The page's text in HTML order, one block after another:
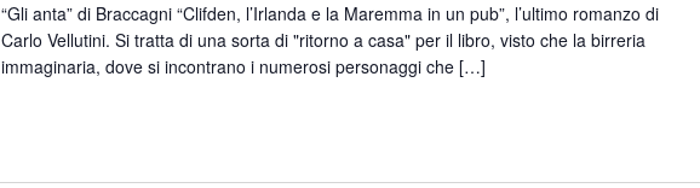
“Gli anta” di Braccagni “Clifden, l’Irlanda e la Maremma in un pub”, l’ultimo romanzo di
Carlo Vellutini. Si tratta di una sorta di "ritorno a casa" per il libro, visto che la birreria
immaginaria, dove si incontrano i numerosi personaggi che […]